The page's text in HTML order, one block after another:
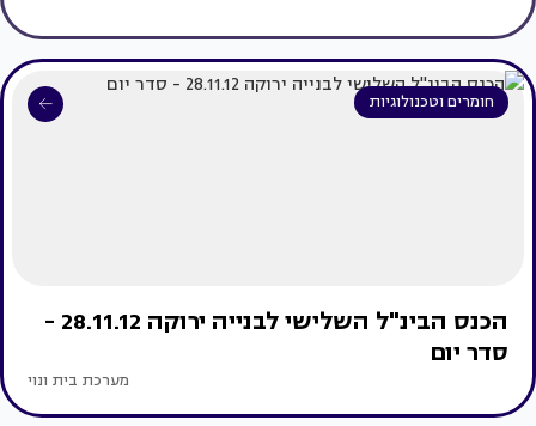
חומרים וטכנולוגיות
הכנס הבינ"ל השלישי לבנייה ירוקה 28.11.12 -
סדר יום
מערכת בית ונוי